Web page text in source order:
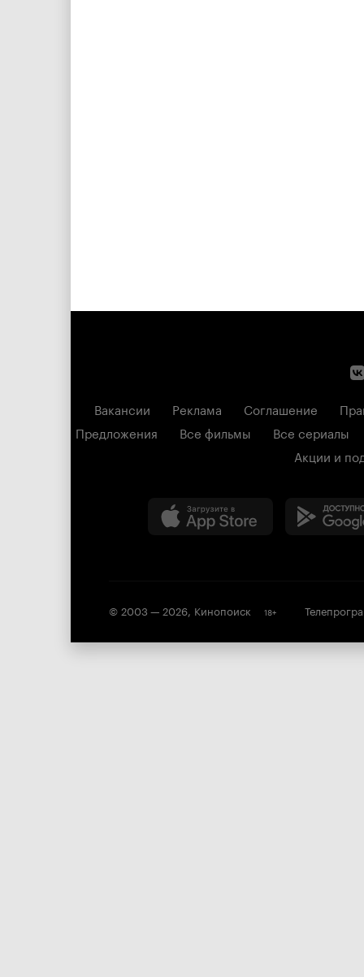
Вакансии Реклама Соглашение
Предложения
Все фильмы
Все сериалы
Акции и
© 2003 — 2026, Кинопоиск 18+